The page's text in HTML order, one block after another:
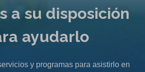
a su disposición
ayudarlo
y programas para asistirlo en